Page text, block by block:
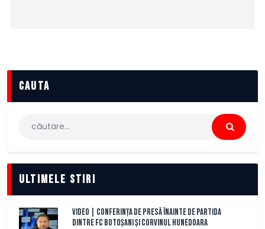
cauta
Caută
Ultimele stiri
VIDEO | Conferința de presă înainte de partida
dintre FC Botoșani și Corvinul Hunedoara